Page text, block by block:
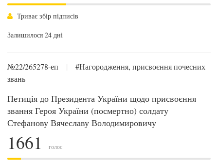
Триває збір підписів
Залишилося 24 дні
№22/265278-еп |
#Нагородження, присвоєння почесних
звань
Петиція до Президента України щодо присвоєння
звання Героя України (посмертно) солдату
Стефанову Вячеславу Володимировичу
1661 голос